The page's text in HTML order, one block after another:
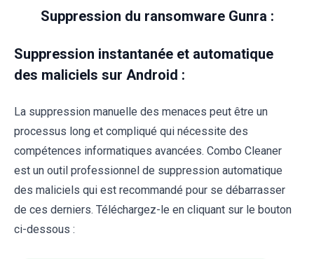
Suppression du ransomware Gunra :
Suppression instantanée et automatique
des maliciels sur Android :
La suppression manuelle des menaces peut être un
processus long et compliqué qui nécessite des
compétences informatiques avancées. Combo Cleaner
est un outil professionnel de suppression automatique
des maliciels qui est recommandé pour se débarrasser
de ces derniers. Téléchargez-le en cliquant sur le bouton
ci-dessous :